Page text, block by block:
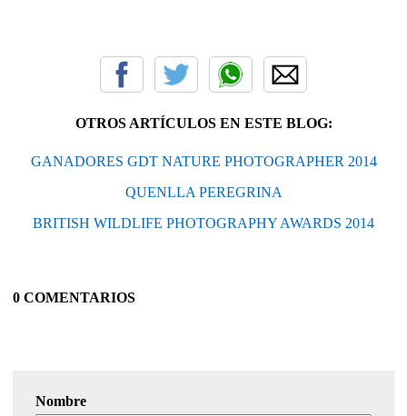
OTROS ARTÍCULOS EN ESTE BLOG:
GANADORES GDT NATURE PHOTOGRAPHER 2014
QUENLLA PEREGRINA
BRITISH WILDLIFE PHOTOGRAPHY AWARDS 2014
0 COMENTARIOS
Nombre